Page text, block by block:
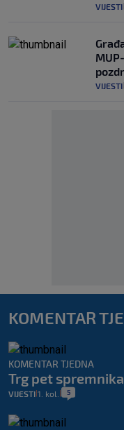
VIJESTI
VIJESTI
KOMENTAR
KOMENTAR TJEDNA
Trg pet spremnika
VIJESTI 1. kol. 5